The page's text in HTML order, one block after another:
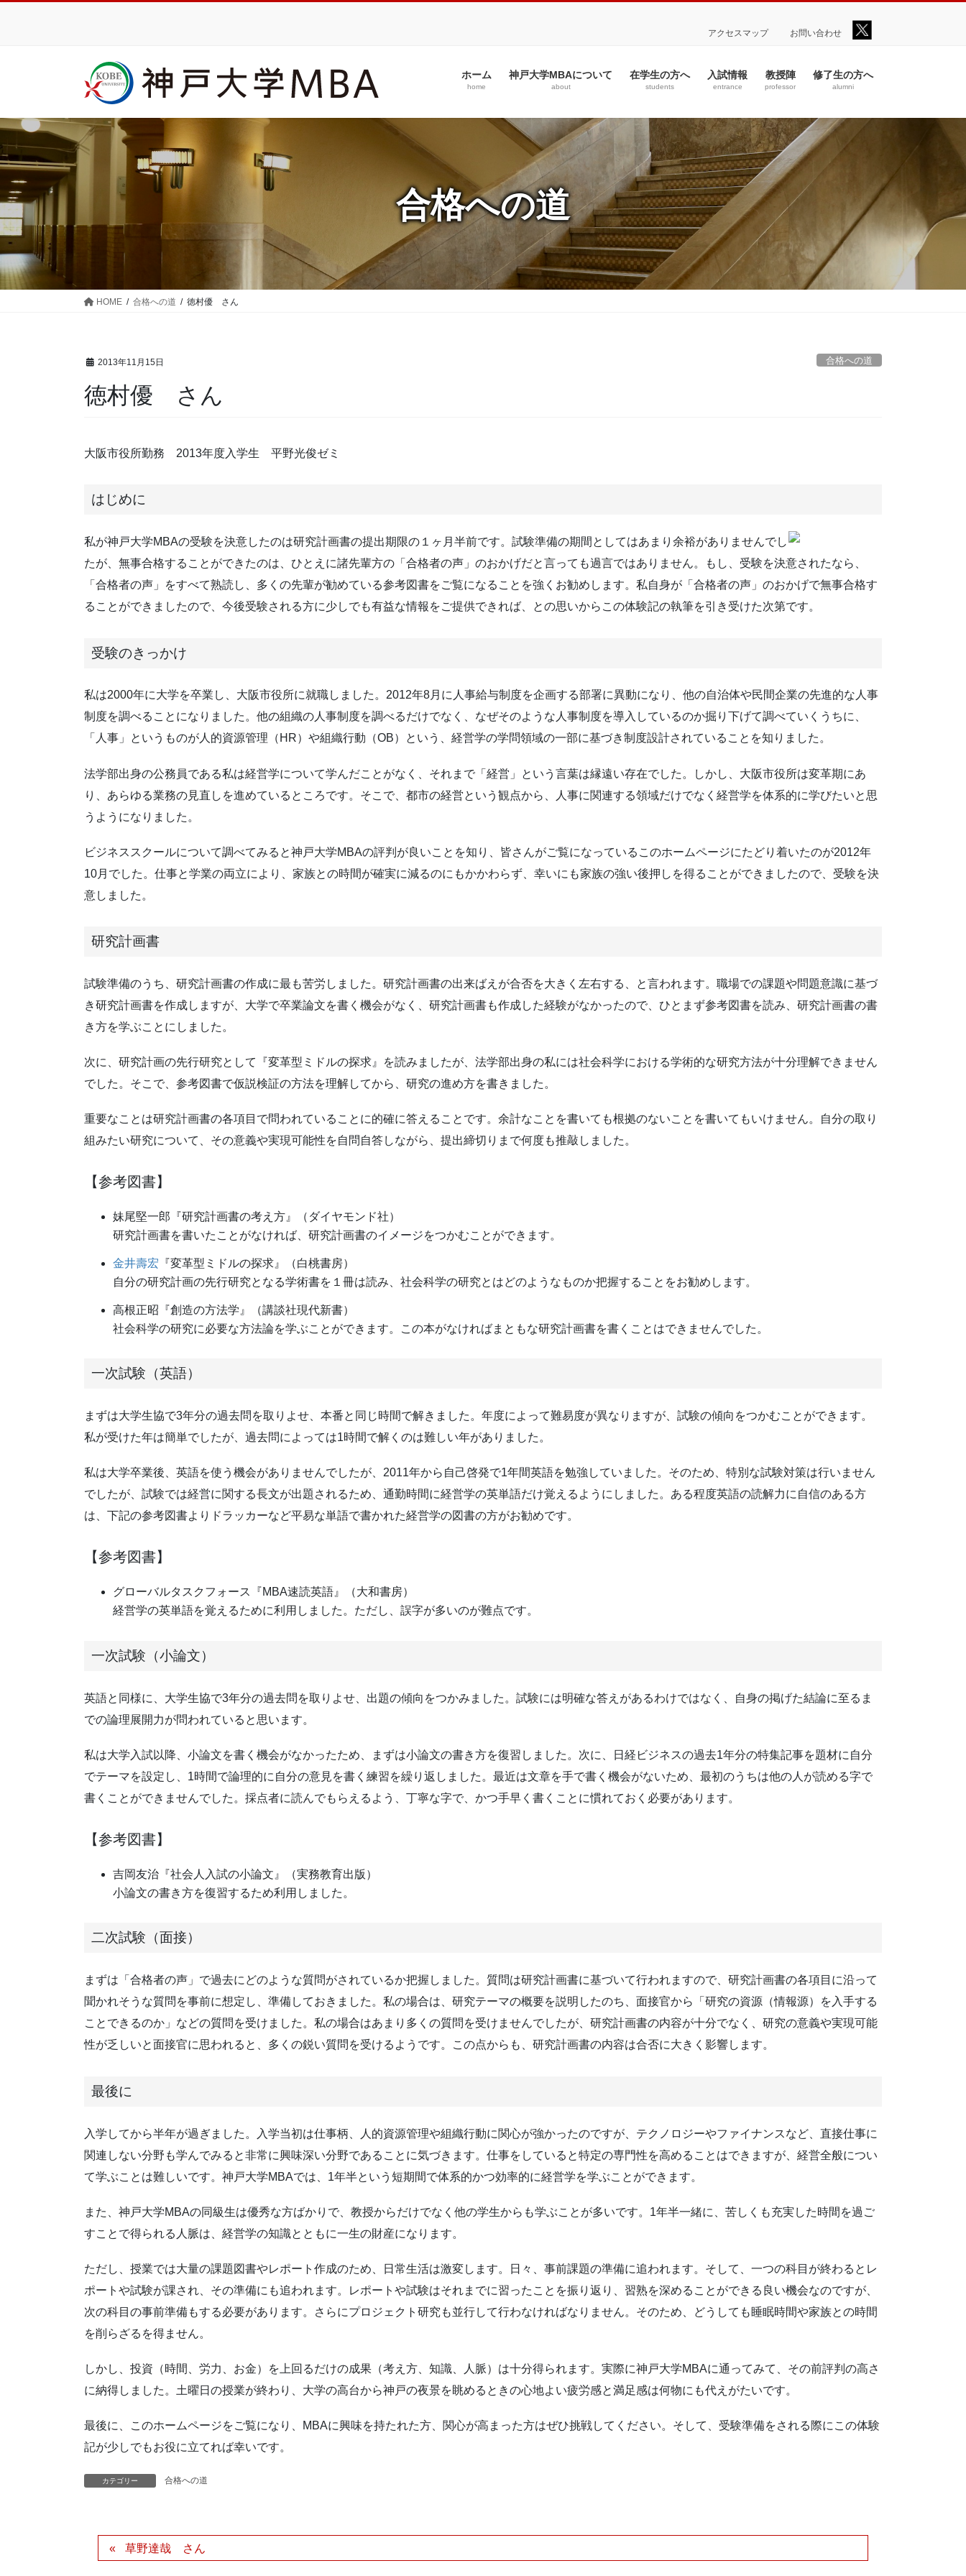
動
に
移
動
アクセスマップ お問い合わせ
ホーム
home
神戸大学MBAについて
about
在学生の方へ
students
入試情報
entrance
教授陣
professor
修了生の方へ
alumni
合格への道
HOME 合格への道 徳村優 さん
2013年11月15日 合格への道
徳村優 さん
大阪市役所勤務 2013年度入学生 平野光俊ゼミ
はじめに
私が神戸大学MBAの受験を決意したのは研究計画書の提出期限の１ヶ月半前です。試験準備の期間としてはあまり余裕がありませんでし
たが、無事合格することができたのは、ひとえに諸先輩方の「合格者の声」のおかげだと言っても過言ではありません。もし、受験を決意されたなら、
「合格者の声」をすべて熟読し、多くの先輩が勧めている参考図書をご覧になることを強くお勧めします。私自身が「合格者の声」のおかげで無事合格す
ることができましたので、今後受験される方に少しでも有益な情報をご提供できれば、との思いからこの体験記の執筆を引き受けた次第です。
受験のきっかけ
私は2000年に大学を卒業し、大阪市役所に就職しました。2012年8月に人事給与制度を企画する部署に異動になり、他の自治体や民間企業の先進的な人事
制度を調べることになりました。他の組織の人事制度を調べるだけでなく、なぜそのような人事制度を導入しているのか掘り下げて調べていくうちに、
「人事」というものが人的資源管理（HR）や組織行動（OB）という、経営学の学問領域の一部に基づき制度設計されていることを知りました。
法学部出身の公務員である私は経営学について学んだことがなく、それまで「経営」という言葉は縁遠い存在でした。しかし、大阪市役所は変革期にあ
り、あらゆる業務の見直しを進めているところです。そこで、都市の経営という観点から、人事に関連する領域だけでなく経営学を体系的に学びたいと思
うようになりました。
ビジネススクールについて調べてみると神戸大学MBAの評判が良いことを知り、皆さんがご覧になっているこのホームページにたどり着いたのが2012年
10月でした。仕事と学業の両立により、家族との時間が確実に減るのにもかかわらず、幸いにも家族の強い後押しを得ることができましたので、受験を決
意しました。
研究計画書
試験準備のうち、研究計画書の作成に最も苦労しました。研究計画書の出来ばえが合否を大きく左右する、と言われます。職場での課題や問題意識に基づ
き研究計画書を作成しますが、大学で卒業論文を書く機会がなく、研究計画書も作成した経験がなかったので、ひとまず参考図書を読み、研究計画書の書
き方を学ぶことにしました。
次に、研究計画の先行研究として『変革型ミドルの探求』を読みましたが、法学部出身の私には社会科学における学術的な研究方法が十分理解できません
でした。そこで、参考図書で仮説検証の方法を理解してから、研究の進め方を書きました。
重要なことは研究計画書の各項目で問われていることに的確に答えることです。余計なことを書いても根拠のないことを書いてもいけません。自分の取り
組みたい研究について、その意義や実現可能性を自問自答しながら、提出締切りまで何度も推敲しました。
【参考図書】
妹尾堅一郎『研究計画書の考え方』（ダイヤモンド社）
研究計画書を書いたことがなければ、研究計画書のイメージをつかむことができます。
金井壽宏 『変革型ミドルの探求』（白桃書房）
自分の研究計画の先行研究となる学術書を１冊は読み、社会科学の研究とはどのようなものか把握することをお勧めします。
高根正昭『創造の方法学』（講談社現代新書）
社会科学の研究に必要な方法論を学ぶことができます。この本がなければまともな研究計画書を書くことはできませんでした。
一次試験（英語）
まずは大学生協で3年分の過去問を取りよせ、本番と同じ時間で解きました。年度によって難易度が異なりますが、試験の傾向をつかむことができます。
私が受けた年は簡単でしたが、過去問によっては1時間で解くのは難しい年がありました。
私は大学卒業後、英語を使う機会がありませんでしたが、2011年から自己啓発で1年間英語を勉強していました。そのため、特別な試験対策は行いません
でしたが、試験では経営に関する長文が出題されるため、通勤時間に経営学の英単語だけ覚えるようにしました。ある程度英語の読解力に自信のある方
は、下記の参考図書よりドラッカーなど平易な単語で書かれた経営学の図書の方がお勧めです。
【参考図書】
グローバルタスクフォース『MBA速読英語』（大和書房）
経営学の英単語を覚えるために利用しました。ただし、誤字が多いのが難点です。
一次試験（小論文）
英語と同様に、大学生協で3年分の過去問を取りよせ、出題の傾向をつかみました。試験には明確な答えがあるわけではなく、自身の掲げた結論に至るま
での論理展開力が問われていると思います。
私は大学入試以降、小論文を書く機会がなかったため、まずは小論文の書き方を復習しました。次に、日経ビジネスの過去1年分の特集記事を題材に自分
でテーマを設定し、1時間で論理的に自分の意見を書く練習を繰り返しました。最近は文章を手で書く機会がないため、最初のうちは他の人が読める字で
書くことができませんでした。採点者に読んでもらえるよう、丁寧な字で、かつ手早く書くことに慣れておく必要があります。
【参考図書】
吉岡友治『社会人入試の小論文』（実務教育出版）
小論文の書き方を復習するため利用しました。
二次試験（面接）
まずは「合格者の声」で過去にどのような質問がされているか把握しました。質問は研究計画書に基づいて行われますので、研究計画書の各項目に沿って
聞かれそうな質問を事前に想定し、準備しておきました。私の場合は、研究テーマの概要を説明したのち、面接官から「研究の資源（情報源）を入手する
ことできるのか」などの質問を受けました。私の場合はあまり多くの質問を受けませんでしたが、研究計画書の内容が十分でなく、研究の意義や実現可能
性が乏しいと面接官に思われると、多くの鋭い質問を受けるようです。この点からも、研究計画書の内容は合否に大きく影響します。
最後に
入学してから半年が過ぎました。入学当初は仕事柄、人的資源管理や組織行動に関心が強かったのですが、テクノロジーやファイナンスなど、直接仕事に
関連しない分野も学んでみると非常に興味深い分野であることに気づきます。仕事をしていると特定の専門性を高めることはできますが、経営全般につい
て学ぶことは難しいです。神戸大学MBAでは、1年半という短期間で体系的かつ効率的に経営学を学ぶことができます。
また、神戸大学MBAの同級生は優秀な方ばかりで、教授からだけでなく他の学生からも学ぶことが多いです。1年半一緒に、苦しくも充実した時間を過ご
すことで得られる人脈は、経営学の知識とともに一生の財産になります。
ただし、授業では大量の課題図書やレポート作成のため、日常生活は激変します。日々、事前課題の準備に追われます。そして、一つの科目が終わるとレ
ポートや試験が課され、その準備にも追われます。レポートや試験はそれまでに習ったことを振り返り、習熟を深めることができる良い機会なのですが、
次の科目の事前準備もする必要があります。さらにプロジェクト研究も並行して行わなければなりません。そのため、どうしても睡眠時間や家族との時間
を削らざるを得ません。
しかし、投資（時間、労力、お金）を上回るだけの成果（考え方、知識、人脈）は十分得られます。実際に神戸大学MBAに通ってみて、その前評判の高さ
に納得しました。土曜日の授業が終わり、大学の高台から神戸の夜景を眺めるときの心地よい疲労感と満足感は何物にも代えがたいです。
最後に、このホームページをご覧になり、MBAに興味を持たれた方、関心が高まった方はぜひ挑戦してください。そして、受験準備をされる際にこの体験
記が少しでもお役に立てれば幸いです。
カテゴリー 合格への道
草野達哉 さん